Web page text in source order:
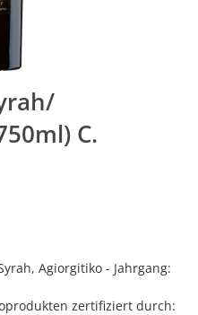
C.
Agiorgitiko - Jahrgang:
zertifiziert durch: